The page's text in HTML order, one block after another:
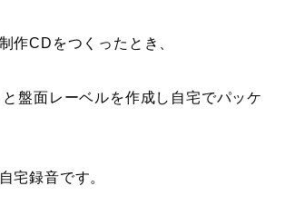
作CDをつくったとき、
盤面レーベルを作成し自宅でパッケ
宅録音です。